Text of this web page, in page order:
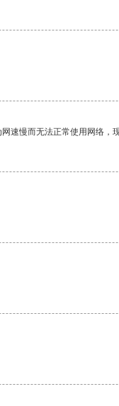
慢而无法正常使用网络，